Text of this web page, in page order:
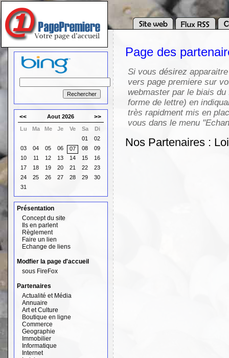
<< Aout 2026 >>
Lu Ma Me Je Ve Sa
Di
01
02
03
04 05 06 07 08
09
10
11 12 13 14 15
16
17
18 19 20 21 22
23
24
25 26 27 28 29
30
31
Présentation
Concept du site
Ils en parlent
Règlement
Faire un lien
Echange de liens
Modfier la page d'accueil
sous FireFox
Partenaires
Actualité et Média
Annuaire
Art et Culture
Boutique en ligne
Commerce
Geographie
Immobilier
Informatique
Internet
Page des
Si vous désirez
vers page premiere sur
webmaster par le biais
forme de lettre) en
très rapidment mis en
vous dans le menu
Nos Partenaires :